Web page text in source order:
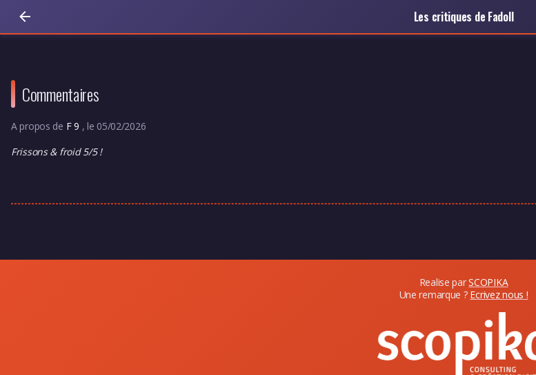
Les critiques de Fadoll
Commentaires
A propos de F 9 , le 05/02/2026
Frissons & froid 5/5 !
Realise parSCOPIKA
Une remarque ? Ecrivez nous !